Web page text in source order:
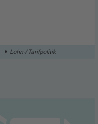
Lohn-/ Tarifpolitik